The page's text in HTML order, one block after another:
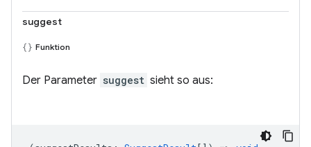
suggest
Funktion
Der Parameter suggest sieht so aus: